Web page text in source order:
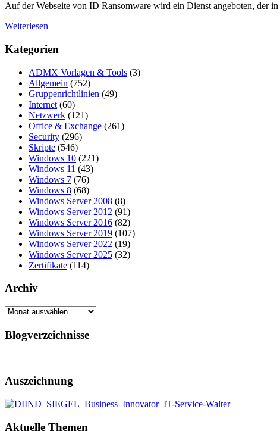
Auf der Webseite von ID Ransomware wird ein Dienst angeboten, der
Weiterlesen
Kategorien
ADMX Vorlagen & Tools (3)
Allgemein (752)
Gruppenrichtlinien (49)
Internet (60)
Netzwerk (121)
Office & Exchange (261)
Security (296)
Skripte (546)
Windows 10 (221)
Windows 11 (43)
Windows 7 (76)
Windows 8 (68)
Windows Server 2008 (8)
Windows Server 2012 (91)
Windows Server 2016 (82)
Windows Server 2019 (107)
Windows Server 2022 (19)
Windows Server 2025 (32)
Zertifikate (114)
Archiv
Archiv
Blogverzeichnisse
Auszeichnung
Aktuelle Themen